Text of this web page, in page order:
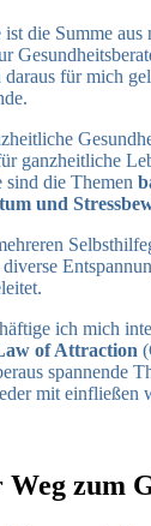
die Summe
für mich
ganzheitliche
die Themen
und
ich mich
of Attraction
spannende
mit einfließen
Weg zum